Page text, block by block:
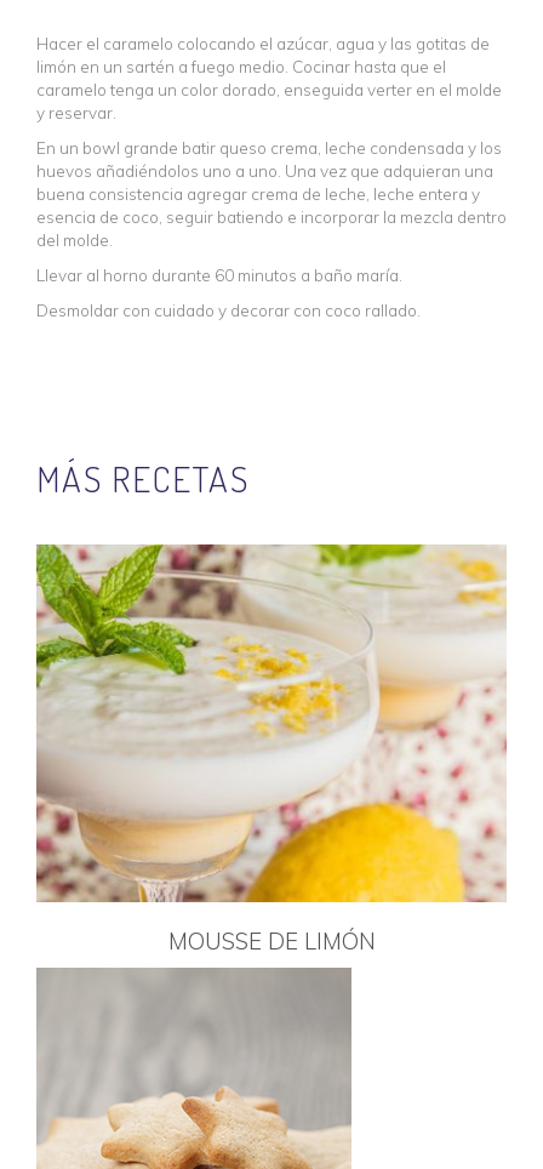
Hacer el caramelo colocando el azúcar, agua y las gotitas de
limón en un sartén a fuego medio. Cocinar hasta que el
caramelo tenga un color dorado, enseguida verter en el molde
y reservar.
En un bowl grande batir queso crema, leche condensada y los
huevos añadiéndolos uno a uno. Una vez que adquieran una
buena consistencia agregar crema de leche, leche entera y
esencia de coco, seguir batiendo e incorporar la mezcla dentro
del molde.
Llevar al horno durante 60 minutos a baño maría.
Desmoldar con cuidado y decorar con coco rallado.
MÁS RECETAS
MOUSSE DE LIMÓN